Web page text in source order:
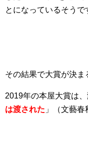
とになっているそうで
その結果で大賞が決ま
2019年の本屋大賞は
は渡された 」（文藝春